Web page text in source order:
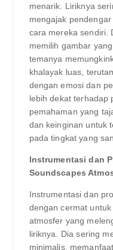
menarik. Liriknya
mengajak
cara mereka sendiri.
memilih gambar
temanya
khalayak luas,
dengan emosi dan
lebih dekat terhadap
pemahaman yang
dan keinginan untuk
pada tingkat yang
Instrumentasi dan
Soundscapes
Instrumentasi dan
dengan cermat
atmosfer yang
liriknya. Dia sering
minimalis,